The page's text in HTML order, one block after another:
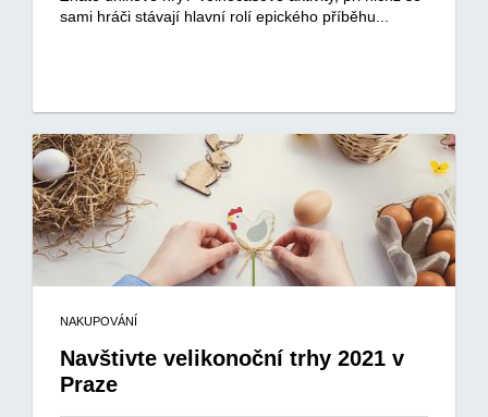
sami hráči stávají hlavní rolí epického příběhu...
NAKUPOVÁNÍ
Navštivte velikonoční trhy 2021 v
Praze